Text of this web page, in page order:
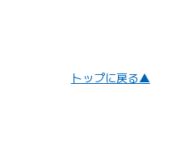
トップに戻る▲